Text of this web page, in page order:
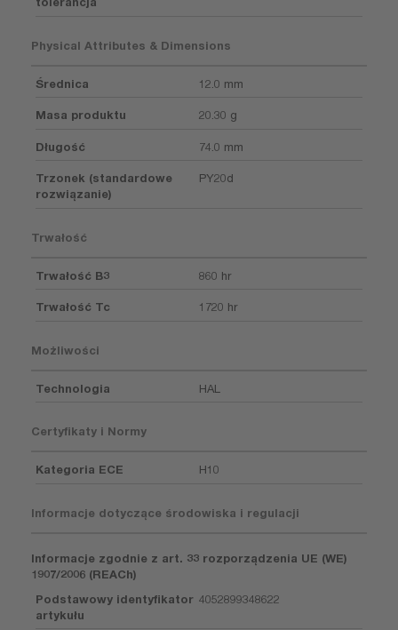
Physical Attributes & Dimensions
Średnica 12.0 mm
Masa produktu 20.30 g
Długość 74.0 mm
Trzonek (standardowe
rozwiązanie)
PY20d
Trwałość
Trwałość B3 860 hr
Trwałość Tc 1720 hr
Możliwości
Technologia HAL
Certyfikaty i Normy
Kategoria ECE H10
Informacje dotyczące środowiska i regulacji
Informacje zgodnie z art. 33 rozporządzenia UE (WE)
1907/2006 (REACh)
Podstawowy identyfikator
artykułu
4052899348622